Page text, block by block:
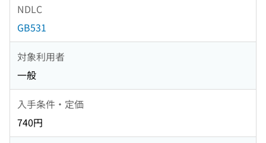
NDLC
GB531
対象利用者
一般
入手条件・定価
740円